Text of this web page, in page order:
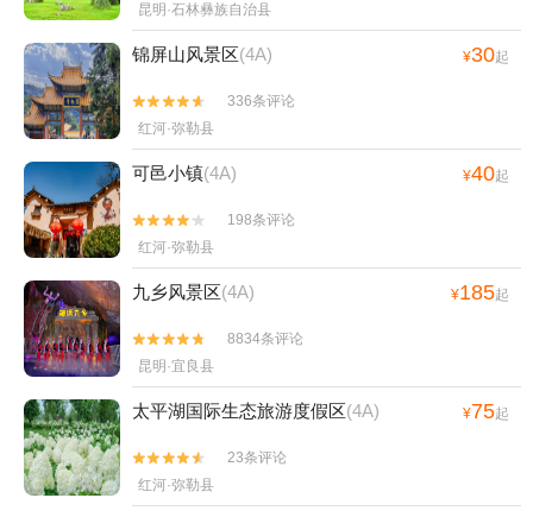
昆明·石林彝族自治县
锦屏山风景区(4A) ¥30起


336条评论
红河·弥勒县
可邑小镇(4A) ¥40起


198条评论
红河·弥勒县
九乡风景区(4A) ¥185起


8834条评论
昆明·宜良县
太平湖国际生态旅游度假区(4A) ¥75起


23条评论
红河·弥勒县